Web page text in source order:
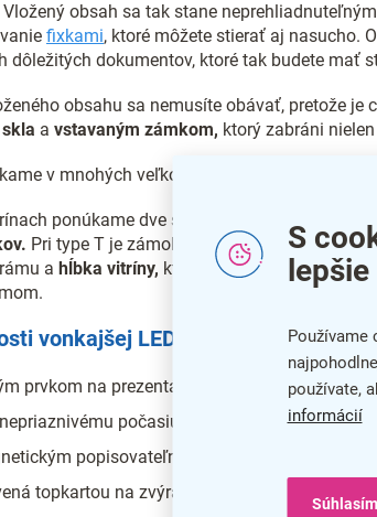
S
lepšie
Používame
používate,
informácií
Súhlasím
Vložený obsah sa tak stane
fixkami, ktoré môžete stierať aj nasucho.
dôležitých dokumentov, ktoré tak budete mať
obsahu sa nemusíte obávať, pretože je
a vstavaným zámkom, ktorý zabráni
v mnohých veľkostiach.
ponúkame dve špecifické varianty, a to
Pri type T je zámok umiestnený z prednej
a hĺbka vitríny, ktorá je u typu L väčšia,
vonkajšej LED vitríny s topkartou
prvkom na prezentáciu v exteriéroch
počasiu aj mechanickému
popisovateľným povrchom s LED
topkartou na zvýraznenie prezentovaného